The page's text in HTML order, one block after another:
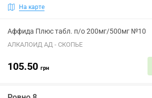
На карте
Аффида Плюс табл. п/о 200мг/500мг №10
АЛКАЛОИД АД - СКОПЬЕ
105.50 грн